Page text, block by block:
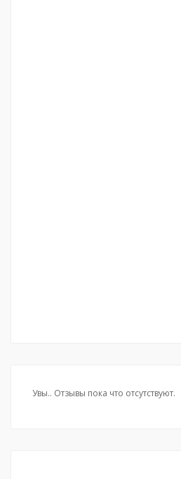
Увы.. Отзывы пока что отсутствуют.